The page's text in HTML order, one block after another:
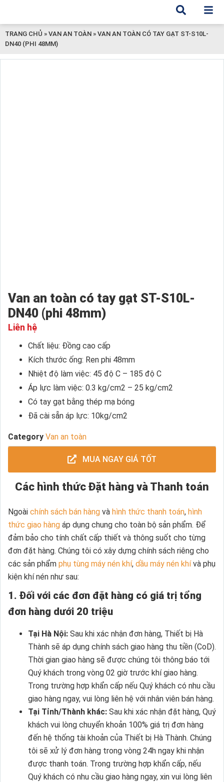
TRANG CHỦ » VAN AN TOÀN » VAN AN TOÀN CÓ TAY GẠT ST-S10L-
DN40 (PHI 48MM)
Van an toàn có tay gạt ST-S10L-
DN40 (phi 48mm)
Liên hệ
Chất liệu: Đồng cao cấp
Kích thước ống: Ren phi 48mm
Nhiệt độ làm việc: 45 độ C – 185 độ C
Áp lực làm việc: 0.3 kg/cm2 – 25 kg/cm2
Có tay gạt bằng thép mạ bóng
Đã cài sẵn áp lực: 10kg/cm2
Category Van an toàn
MUA NGAY GIÁ TỐT
Các hình thức Đặt hàng và Thanh toán
Ngoài chính sách bán hàng và hình thức thanh toán, hình
thức giao hàng áp dụng chung cho toàn bộ sản phẩm. Để
đảm bảo cho tính chất cấp thiết và thông suốt cho từng
đơn đặt hàng. Chúng tôi có xây dựng chính sách riêng cho
các sản phẩm phụ tùng máy nén khí, dầu máy nén khívà phụ
kiện khí nén như sau:
1. Đối với các đơn đặt hàng có giá trị tổng
đơn hàng dưới 20 triệu
Tại Hà Nội: Sau khi xác nhận đơn hàng, Thiết bị Hà
Thành sẽ áp dụng chính sách giao hàng thu tiền (CoD).
Thời gian giao hàng sẽ được chúng tôi thông báo tới
Quý khách trong vòng 02 giờ trước khí giao hàng.
Trong trường hợp khẩn cấp nếu Quý khách có nhu cầu
giao hàng ngay, vui lòng liên hệ với nhân viên bán hàng.
Tại Tỉnh/Thành khác: Sau khi xác nhận đặt hàng, Quý
khách vui lòng chuyển khoản 100% giá trị đơn hàng
đến hệ thống tài khoản của Thiết bị Hà Thành. Chúng
tôi sẽ xử lý đơn hàng trong vòng 24h ngay khi nhận
được thanh toán. Trong trường hợp khẩn cấp, nếu
Quý khách có nhu cầu giao hàng ngay, xin vui lòng liên